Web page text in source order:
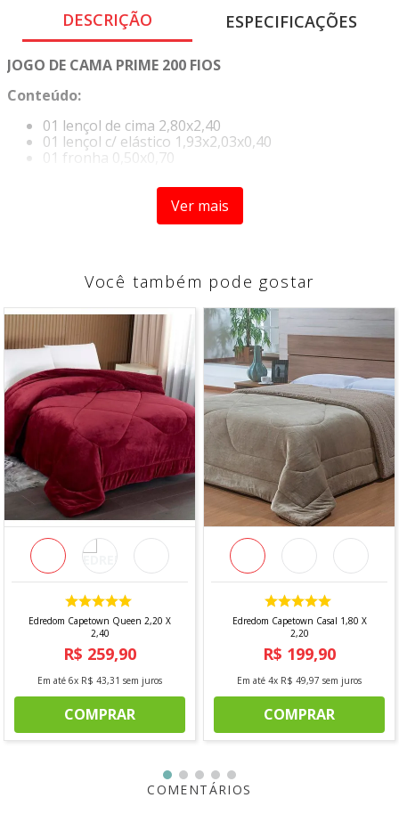
DESCRIÇÃO ESPECIFICAÇÕES
JOGO DE CAMA PRIME 200 FIOS
Conteúdo:
01 lençol de cima 2,80x2,40
01 lençol c/ elástico 1,93x2,03x0,40
01 fronha 0,50x0,70
Não usar alvejante e cloro
Não secar na máquina ou secadora
Secar no varal à sombra
Passar à ferro
Não limpar a seco
Ver mais
Você também pode gostar
Edredom Capetown Queen 2,20 X
2,40
R$ 259,90
Em até 6x R$ 43,31 sem juros
COMPRAR
Edredom Capetown Casal 1,80 X
2,20
R$ 199,90
Em até 4x R$ 49,97 sem juros
COMPRAR
COMENTÁRIOS